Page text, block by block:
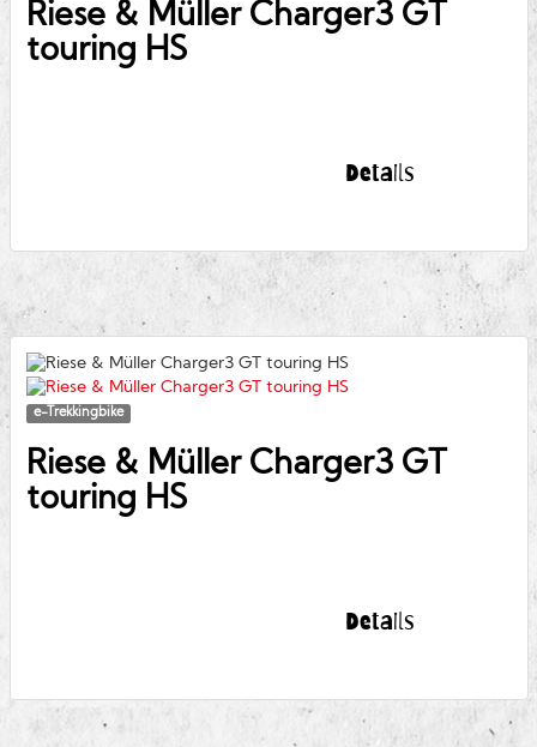
Riese & MüllerCharger3 GT
touring HS
Details
e-Trekkingbike
Riese & MüllerCharger3 GT
touring HS
Details